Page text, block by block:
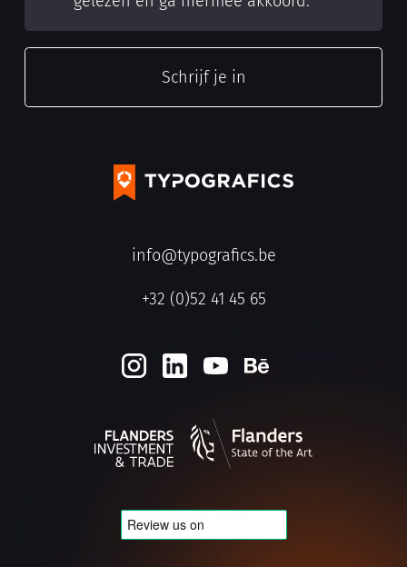
info@typografics.be
+32 (0)52 41 45 65